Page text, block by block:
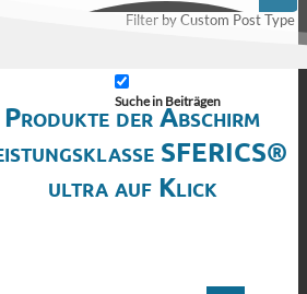
Filter by Custom Post Type
Suche in Beiträgen
Produkte der Abschirm
SFERICS®
ultra auf Klick